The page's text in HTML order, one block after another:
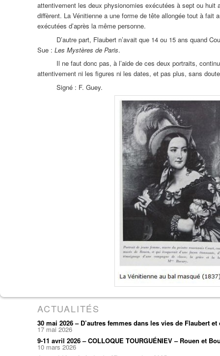
attentivement les deux physionomies exécutées à sept ou huit
diffèrent. La Vénitienne a une forme de tête allongée tout à
exécutées d’après la même personne.
D’autre part, Flaubert n’avait que 14 ou 15 ans quand
Sue : Les Mystères de Paris.
Il ne faut donc pas, à l’aide de ces deux portraits,
attentivement ni les figures ni les dates, et pas plus, sans
Signé : F. Guey.
ACTUALITÉS
30 mai 2026 – D’autres femmes dans les vies de Flaubert et
17 mai 2026
9-11 avril 2026 – COLLOQUE TOURGUÉNIEV – Rouen et
10 mars 2026